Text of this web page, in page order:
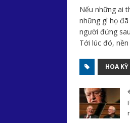
Nếu những ai
những gì họ
người đứng
Tới lúc đó,
HOA KỲ